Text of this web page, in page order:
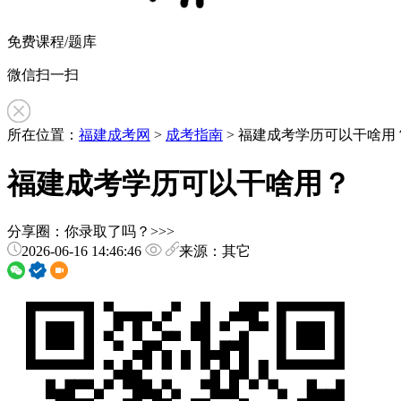
免费课程/题库
微信扫一扫
所在位置： 福建成考网 > 成考指南 > 福建成考学历可以干啥用
福建成考学历可以干啥用？
分享圈：你录取了吗？>>>
2026-06-16 14:46:46
来源：其它